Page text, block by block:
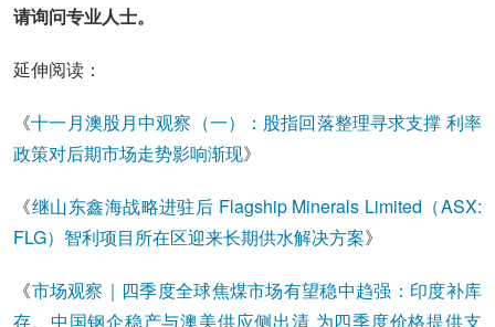
请询问专业人士。
延伸阅读：
《十一月澳股月中观察（一）：股指回落整理寻求支撑 利率
政策对后期市场走势影响渐现》
《继山东鑫海战略进驻后 Flagship Minerals Limited（ASX:
FLG）智利项目所在区迎来长期供水解决方案》
《市场观察｜四季度全球焦煤市场有望稳中趋强：印度补库
存、中国钢企稳产与澳美供应侧出清 为四季度价格提供支